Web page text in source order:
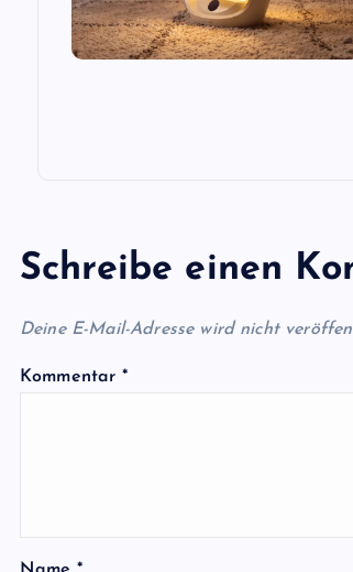
Schreibe einen
Deine E-Mail-Adresse wird nicht
Kommentar *